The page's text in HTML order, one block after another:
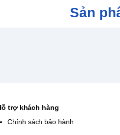
Sản
trợ khách hàng
Chính sách bảo hành